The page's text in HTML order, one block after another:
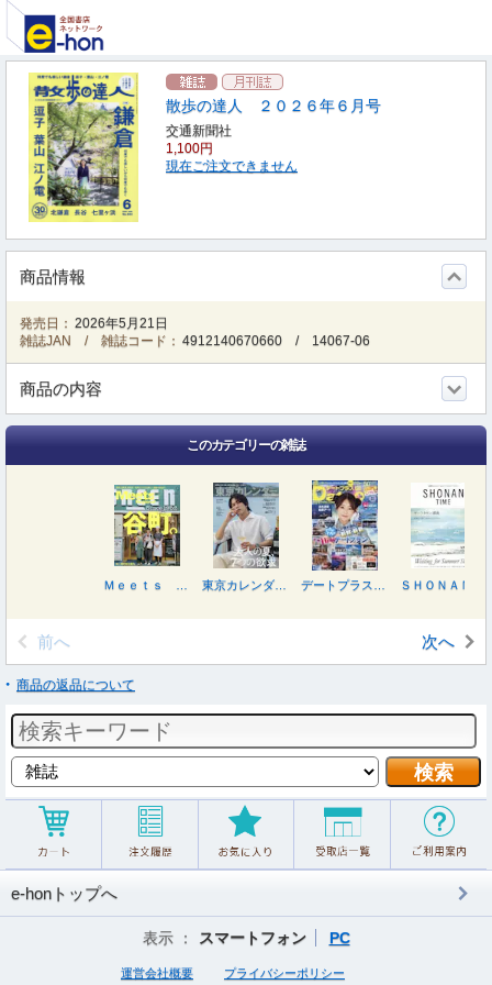
散歩の達人 ２０２６年６月号
交通新聞社
1,100円
現在ご注文できません
商品情報
発売日： 2026年5月21日
雑誌JAN / 雑誌コード： 4912140670660 / 14067-06
商品の内容
このカテゴリーの雑誌
前へ 次へ
商品の返品について
e-honトップへ
表示 ： スマートフォン PC
運営会社概要 プライバシーポリシー